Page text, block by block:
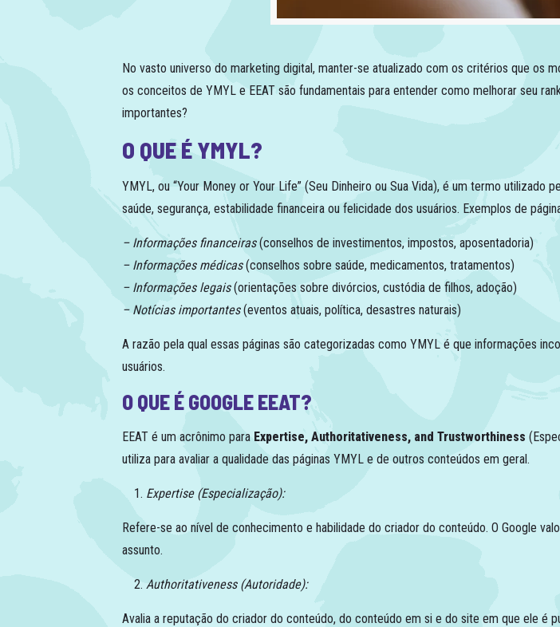
No vasto universo do marketing digital, manter-se atualizado com os critérios que os
os conceitos de YMYL e EEAT são fundamentais para entender como melhorar seu
importantes?
O QUE É YMYL?
YMYL, ou “Your Money or Your Life” (Seu Dinheiro ou Sua Vida), é um termo
saúde, segurança, estabilidade financeira ou felicidade dos usuários. Exemplos de
– Informações financeiras(conselhos de investimentos, impostos, aposentadoria)
– Informações médicas(conselhos sobre saúde, medicamentos, tratamentos)
– Informações legais(orientações sobre divórcios, custódia de filhos, adoção)
– Notícias importantes(eventos atuais, política, desastres naturais)
A razão pela qual essas páginas são categorizadas como YMYL é que informações
usuários.
O QUE É GOOGLE EEAT?
EEAT é um acrônimo para Expertise, Authoritativeness, and Trustworthiness
utiliza para avaliar a qualidade das páginas YMYL e de outros conteúdos em geral.
Expertise (Especialização):
Refere-se ao nível de conhecimento e habilidade do criador do conteúdo. O Google
assunto.
Authoritativeness (Autoridade):
Avalia a reputação do criador do conteúdo, do conteúdo em si e do site em que ele é